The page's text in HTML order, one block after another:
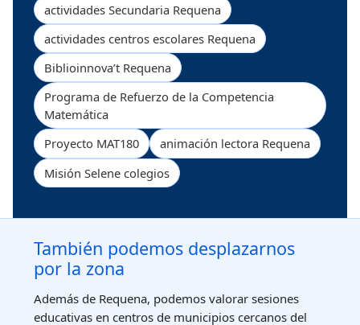
actividades Secundaria Requena
actividades centros escolares Requena
Biblioinnova’t Requena
Programa de Refuerzo de la Competencia
Matemática
Proyecto MAT180
animación lectora Requena
Misión Selene colegios
También podemos desplazarnos
por la zona
Además de Requena, podemos valorar sesiones
educativas en centros de municipios cercanos del